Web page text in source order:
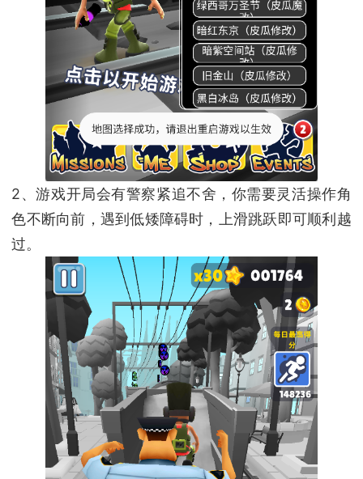
2、游戏开局会有警察紧追不舍，你需要灵活操作角
色不断向前，遇到低矮障碍时，上滑跳跃即可顺利越
过。